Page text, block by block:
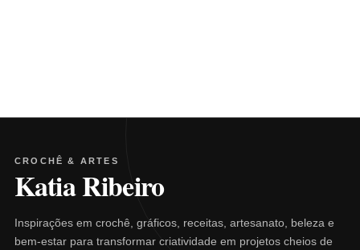
CROCHÊ & ARTES
Katia Ribeiro
Inspirações em crochê, gráficos, receitas, artesanato, beleza e
bem-estar para transformar criatividade em projetos cheios de